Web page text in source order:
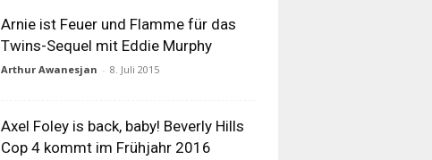
Arnie ist Feuer und Flamme für das
Twins-Sequel mit Eddie Murphy
Arthur Awanesjan - 8. Juli 2015
Axel Foley is back, baby! Beverly Hills
Cop 4 kommt im Frühjahr 2016